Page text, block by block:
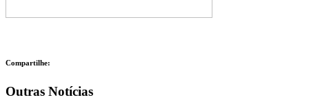
Compartilhe:
Outras Notícias